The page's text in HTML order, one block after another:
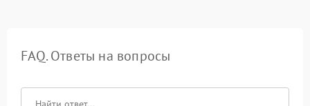
FAQ. Ответы на вопросы